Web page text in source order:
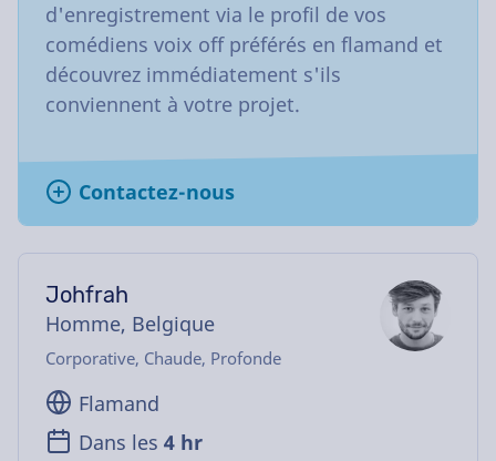
d'enregistrement via le profil de vos
comédiens voix off préférés en flamand et
découvrez immédiatement s'ils
conviennent à votre projet.
Contactez-nous
Johfrah
Homme, Belgique
Corporative, Chaude, Profonde
Flamand
Dans les 4 hr